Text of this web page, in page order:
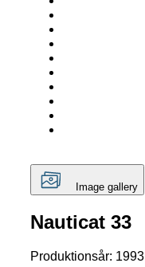
Image gallery
Nauticat 33
Produktionsår: 1993